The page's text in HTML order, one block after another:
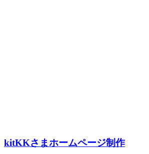
kitKKさまホームページ制作